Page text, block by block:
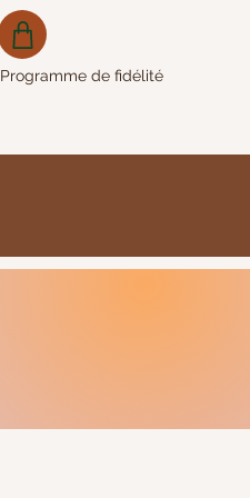
Programme de fidélité